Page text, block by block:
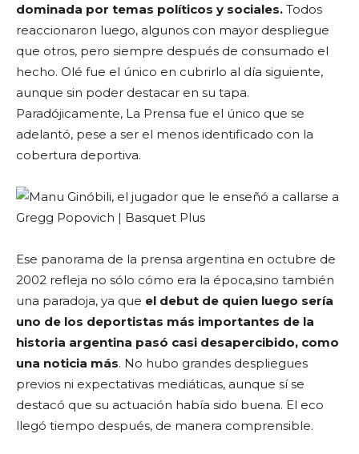
dominada por temas políticos y sociales. Todos
reaccionaron luego, algunos con mayor despliegue
que otros, pero siempre después de consumado el
hecho. Olé fue el único en cubrirlo al día siguiente,
aunque sin poder destacar en su tapa.
Paradójicamente, La Prensa fue el único que se
adelantó, pese a ser el menos identificado con la
cobertura deportiva.
Ese panorama de la prensa argentina en octubre de
2002 refleja no sólo cómo era la época,sino también
una paradoja, ya que el debut de quien luego sería
uno de los deportistas más importantes de la
historia argentina pasó casi desapercibido, como
una noticia más. No hubo grandes despliegues
previos ni expectativas mediáticas, aunque sí se
destacó que su actuación había sido buena. El eco
llegó tiempo después, de manera comprensible.